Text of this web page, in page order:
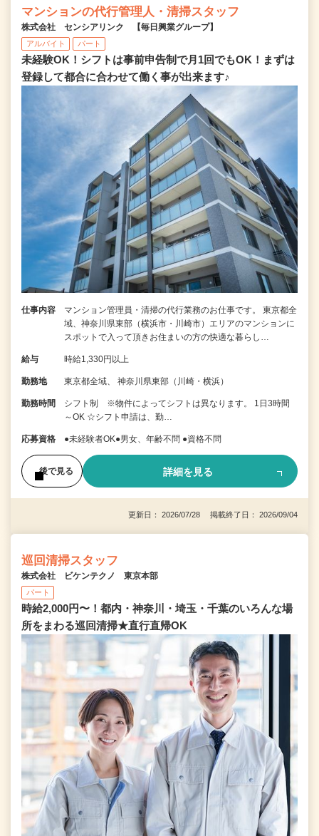
マンションの代行管理人・清掃スタッフ
株式会社 センシアリンク 【毎日興業グループ】
アルバイト パート
未経験OK！シフトは事前申告制で月1回でもOK！まずは
登録して都合に合わせて働く事が出来ます♪
仕事内容
マンション管理員・清掃の代行業務のお仕事です。 東京都全
域、神奈川県東部（横浜市・川崎市）エリアのマンションに
スポットで入って頂きお住まいの方の快適な暮らし…
給与 時給1,330円以上
勤務地 東京都全域、 神奈川県東部（川崎・横浜）
勤務時間
シフト制 ※物件によってシフトは異なります。 1日3時間
～OK ☆シフト申請は、勤…
応募資格 ●未経験者OK●男女、年齢不問 ●資格不問
後で見る 詳細を見る
更新日： 2026/07/28 掲載終了日： 2026/09/04
巡回清掃スタッフ
株式会社 ビケンテクノ 東京本部
パート
時給2,000円〜！都内・神奈川・埼玉・千葉のいろんな場
所をまわる巡回清掃★直行直帰OK